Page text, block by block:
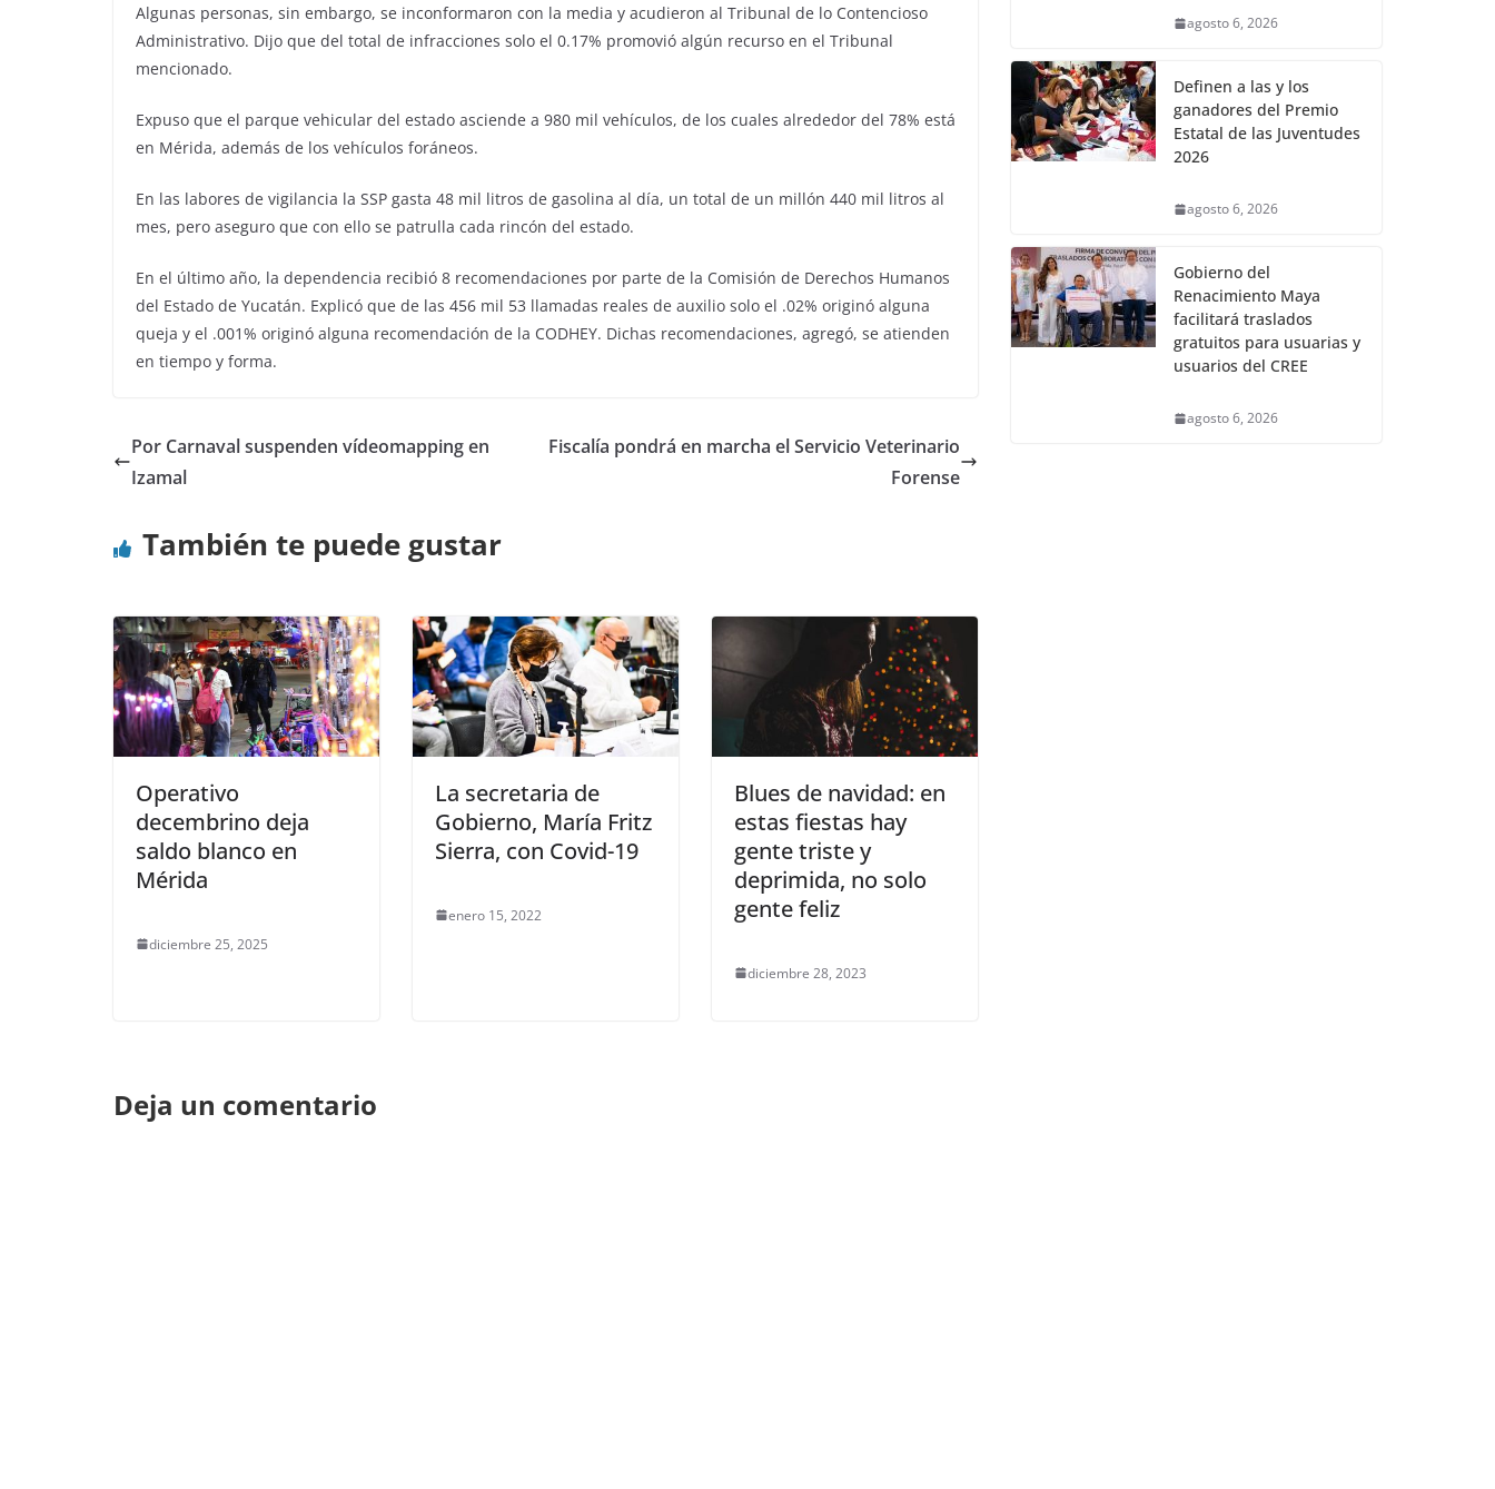
Algunas personas, sin embargo, se inconformaron con la media y acudieron al Tribunal de lo Contencioso
Administrativo. Dijo que del total de infracciones solo el 0.17% promovió algún recurso en el Tribunal
mencionado.
Expuso que el parque vehicular del estado asciende a 980 mil vehículos, de los cuales alrededor del 78% está
en Mérida, además de los vehículos foráneos.
En las labores de vigilancia la SSP gasta 48 mil litros de gasolina al día, un total de un millón 440 mil litros al
mes, pero aseguro que con ello se patrulla cada rincón del estado.
En el último año, la dependencia recibió 8 recomendaciones por parte de la Comisión de Derechos Humanos
del Estado de Yucatán. Explicó que de las 456 mil 53 llamadas reales de auxilio solo el .02% originó alguna
queja y el .001% originó alguna recomendación de la CODHEY. Dichas recomendaciones, agregó, se atienden
en tiempo y forma.
Por Carnaval suspenden vídeomapping en
Izamal
Fiscalía pondrá en marcha el Servicio Veterinario
Forense
También te puede gustar
Operativo
decembrino deja
saldo blanco en
Mérida
diciembre 25, 2025
La secretaria de
Gobierno, María Fritz
Sierra, con Covid-19
enero 15, 2022
Blues de navidad: en
estas fiestas hay
gente triste y
deprimida, no solo
gente feliz
diciembre 28, 2023
Deja un comentario
agosto 6, 2026
Definen a las y los
ganadores del Premio
Estatal de las Juventudes
2026
agosto 6, 2026
Gobierno del
Renacimiento Maya
facilitará traslados
gratuitos para usuarias y
usuarios del CREE
agosto 6, 2026